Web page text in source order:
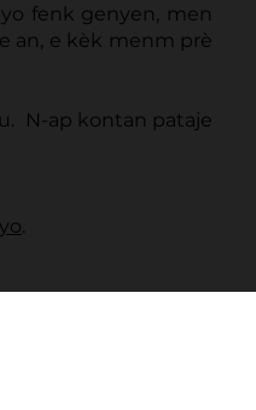
fenk genyen, men
an, e kèk menm prè
N-ap kontan pataje
.